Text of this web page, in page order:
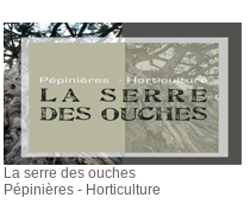
La serre des ouches
Pépinières - Horticulture